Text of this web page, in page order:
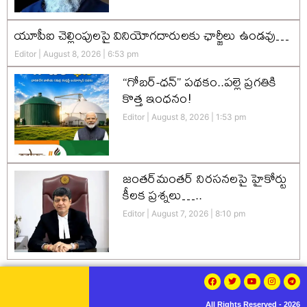
యూపీఐ చెల్లింపులపై వినియోగదారులకు ఛార్జీలు ఉండవు…
Editor August 8, 2026 6:53 pm
“గోబర్-ధన్” పథకం..పల్లె ప్రగతికి
కొత్త ఇంధనం!
Editor August 8, 2026 1:53 pm
జంతర్‌మంతర్ నిరసనలపై హైకోర్టు
కీలక ప్రశ్నలు…..
Editor August 7, 2026 8:10 pm
All Rights Reserved - 2026